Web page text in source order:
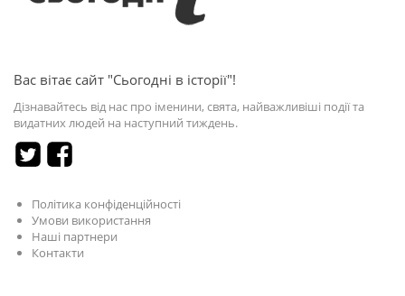
Вас вітає сайт "Сьогодні в історії"!
Дізнавайтесь від нас про іменини, свята, найважливіші події та
видатних людей на наступний тиждень.
Політика конфіденційності
Умови використання
Наші партнери
Контакти